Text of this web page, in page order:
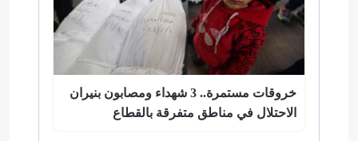
خروقات مستمرة.. 3 شهداء ومصابون بنيران
الاحتلال في مناطق متفرقة بالقطاع